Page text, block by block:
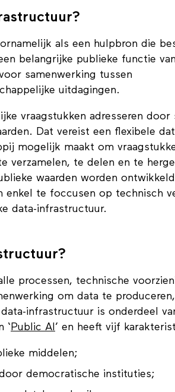
als een hulpbron die
belangrijke publieke functie
samenwerking tussen
uitdagingen.
vraagstukken adresseren door
Dat vereist een flexibele
mogelijk maakt om
verzamelen, te delen en te
waarden worden
enkel te foccusen op technisch
data-infrastructuur.
processen, technische
om data te produceren,
infrastructuur is onderdeel
‘Public AI’ en heeft vijf
middelen;
democratische instituties;